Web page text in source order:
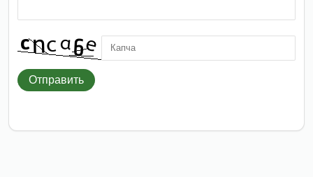
Отправить